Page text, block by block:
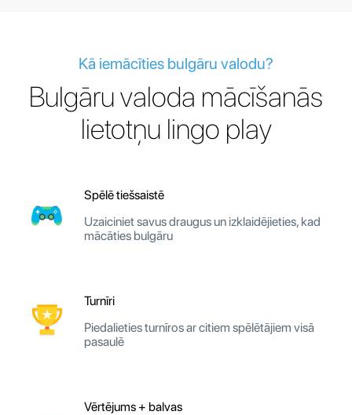
Kā iemācīties bulgāru valodu?
Bulgāru valoda mācīšanās
lietotņu lingo play
Spēlē tiešsaistē
Uzaiciniet savus draugus un izklaidējieties, kad
mācāties bulgāru
Turnīri
Piedalieties turnīros ar citiem spēlētājiem visā
pasaulē
Vērtējums + balvas